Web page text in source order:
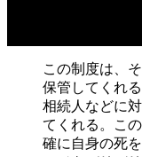
この制度は、
保管してくれ
相続人などに
てくれる。こ
確に自身の死